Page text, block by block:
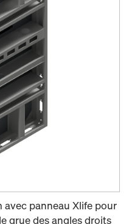
panneau Xlife pour
grue des angles droits